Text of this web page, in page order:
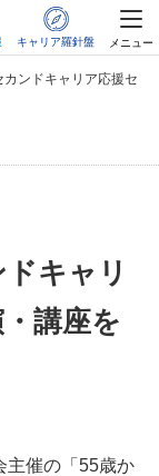
キャリア羅針盤 メニュー
ンドキャリア応援セ
キャリ
講座を
主催の「55歳か